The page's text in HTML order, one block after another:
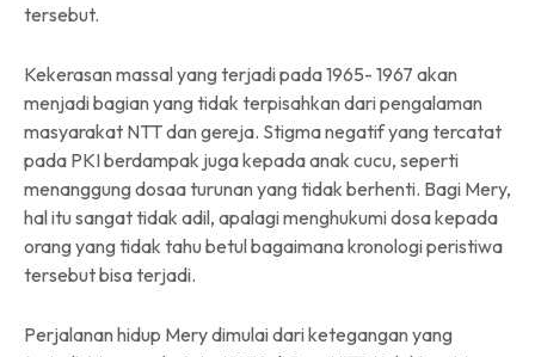
tersebut.
Kekerasan massal yang terjadi pada 1965- 1967 akan
menjadi bagian yang tidak terpisahkan dari pengalaman
masyarakat NTT dan gereja. Stigma negatif yang tercatat
pada PKI berdampak juga kepada anak cucu, seperti
menanggung dosaa turunan yang tidak berhenti. Bagi Mery,
hal itu sangat tidak adil, apalagi menghukumi dosa kepada
orang yang tidak tahu betul bagaimana kronologi peristiwa
tersebut bisa terjadi.
Perjalanan hidup Mery dimulai dari ketegangan yang